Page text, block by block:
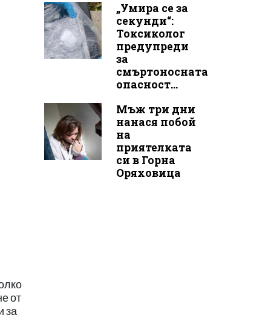
от
за
„Умира се за
секунди“:
Токсиколог
предупреди
за
смъртоносната
опасност...
Мъж три дни
нанася побой
на
приятелката
си в Горна
Оряховица